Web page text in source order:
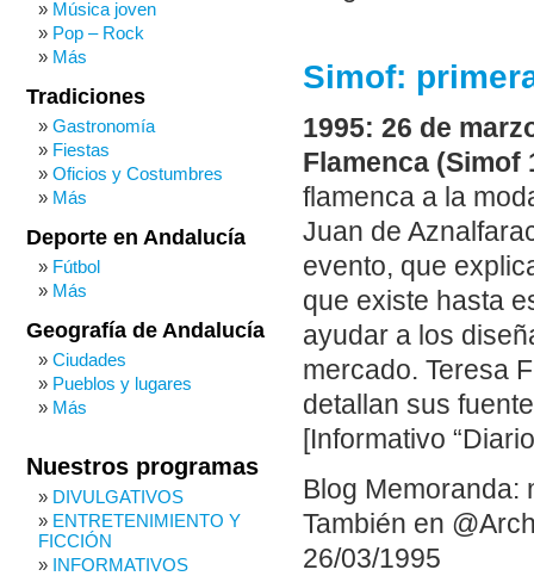
Simof:
1995: 26 de
Flamenca (Simof
flamenca a la
Juan de
evento, que
que existe hasta
ayudar a los
mercado. Teresa
detallan sus
[Informativo
Blog Memoranda:
También en
26/03/1995
Música joven
Pop – Rock
Más
Tradiciones
Gastronomía
Fiestas
Oficios y Costumbres
Más
Deporte en Andalucía
Fútbol
Más
Geografía de Andalucía
Ciudades
Pueblos y lugares
Más
Nuestros programas
DIVULGATIVOS
ENTRETENIMIENTO Y
FICCIÓN
INFORMATIVOS